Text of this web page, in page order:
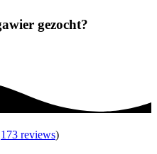
gezocht?
173 reviews)